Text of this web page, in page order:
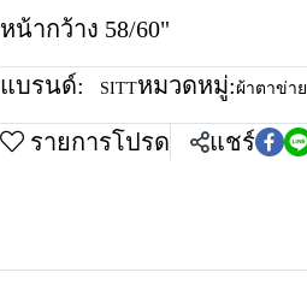
หน้ากว้าง 58/60"
แบรนด์: SITTหมวดหมู่: ผ้าตาข่าย
รายการโปรด แชร์